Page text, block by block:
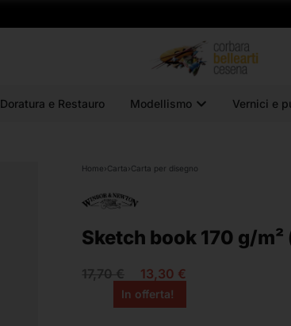
Doratura e Restauro Modellismo Vernici e
Home›Carta›Carta per disegno
Sketch book 170 g/
17,70€ 13,30 €
In offerta!